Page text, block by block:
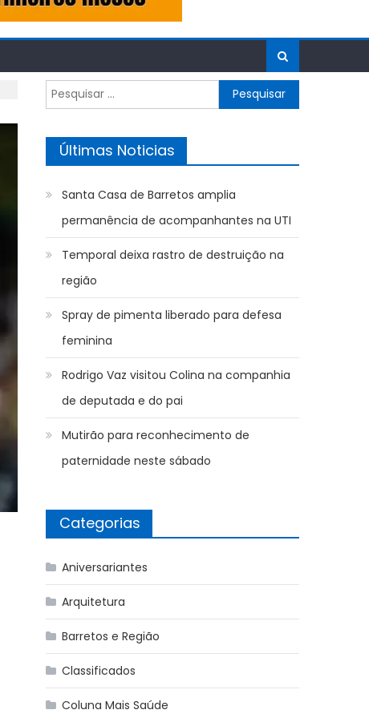
Pesquisar
por:
Últimas Noticias
Santa Casa de Barretos amplia
permanência de acompanhantes na UTI
Temporal deixa rastro de destruição na
região
Spray de pimenta liberado para defesa
feminina
Rodrigo Vaz visitou Colina na companhia
de deputada e do pai
Mutirão para reconhecimento de
paternidade neste sábado
Categorias
Aniversariantes
Arquitetura
Barretos e Região
Classificados
Coluna Mais Saúde